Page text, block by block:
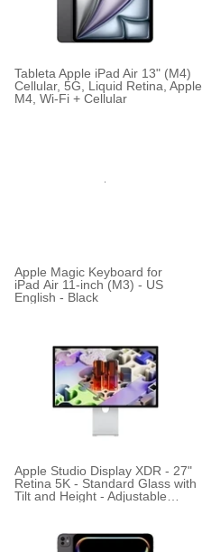
Tableta Apple iPad Air 13" (M4)
Cellular, 5G, Liquid Retina, Apple
M4, Wi-Fi + Cellular
Apple Magic Keyboard for
iPad Air 11-inch (M3) - US
English - Black
Apple Studio Display XDR - 27"
Retina 5K - Standard Glass with
Tilt and Height - Adjustable